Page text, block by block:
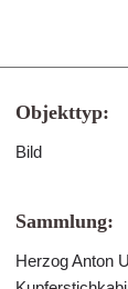
Objekttyp:
Bild
Sammlung:
Herzog Anton